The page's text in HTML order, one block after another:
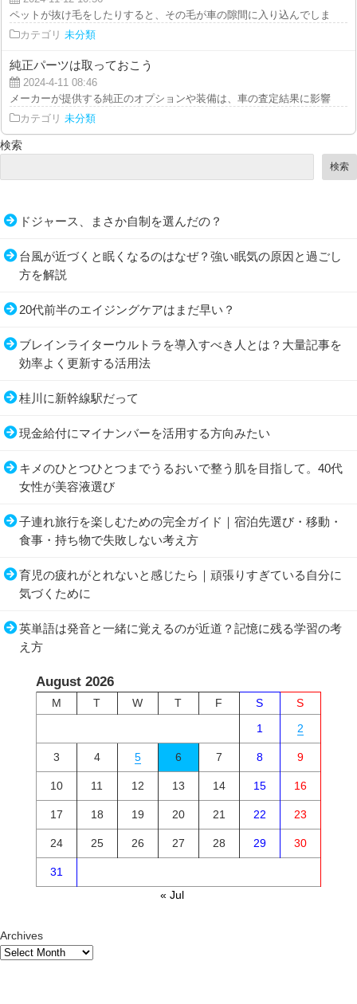
ペットが抜け毛をしたりすると、その毛が車の隙間に入り込んでしまうこ
カテゴリ 未分類
純正パーツは取っておこう
2024-4-11 08:46
メーカーが提供する純正のオプションや装備は、車の査定結果に影響を与
カテゴリ 未分類
検索
検索
ドジャース、まさか自制を選んだの？
台風が近づくと眠くなるのはなぜ？強い眠気の原因と過ごし
方を解説
20代前半のエイジングケアはまだ早い？
ブレインライターウルトラを導入すべき人とは？大量記事を
効率よく更新する活用法
桂川に新幹線駅だって
現金給付にマイナンバーを活用する方向みたい
キメのひとつひとつまでうるおいで整う肌を目指して。40代
女性が美容液選び
子連れ旅行を楽しむための完全ガイド｜宿泊先選び・移動・
食事・持ち物で失敗しない考え方
育児の疲れがとれないと感じたら｜頑張りすぎている自分に
気づくために
英単語は発音と一緒に覚えるのが近道？記憶に残る学習の考
え方
August 2026
M T W T F S
S
1
2
3 4 5 6 7 8 9
10 11 12 13 14 15 16
17 18 19 20 21 22 23
24 25 26 27 28 29 30
31
« Jul
Archives